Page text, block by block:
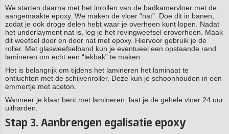
We starten daarna met het inrollen van de badkamervloer met de
aangemaakte epoxy. We maken de vloer “nat”. Doe dit in banen,
zodat je ook droge delen hebt waar je overheen kunt lopen. Nadat
het underlayment nat is, leg je het rovingweefsel eroverheen. Maak
dit weefsel door en door nat met epoxy. Hiervoor gebruik je de
roller. Met glasweefselband kun je eventueel een opstaande rand
lamineren om echt een “lekbak” te maken.
Het is belangrijk om tijdens het lamineren het laminaat te
ontluchten met de schijvenroller. Deze kun je schoonhouden in een
emmertje met aceton.
Wanneer je klaar bent met lamineren, laat je de gehele vloer 24 uur
uitharden.
Stap 3. Aanbrengen egalisatie epoxy